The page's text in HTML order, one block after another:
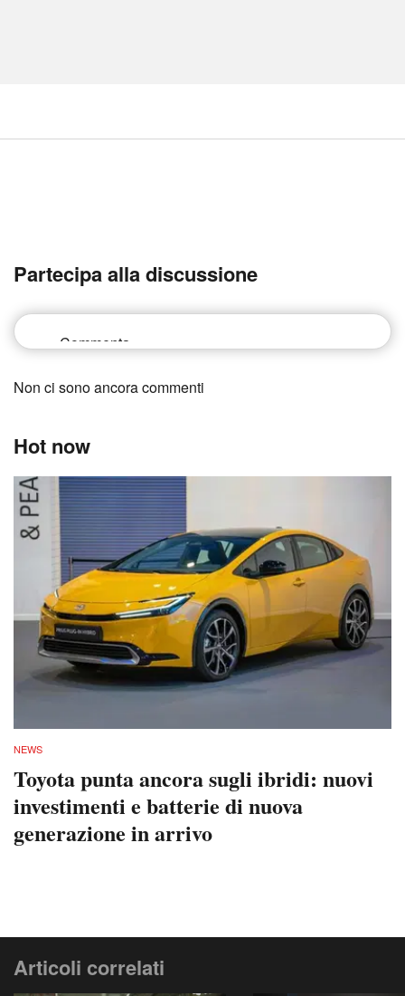
Partecipa alla discussione
Non ci sono ancora commenti
Hot now
NEWS
Toyota punta ancora sugli ibridi: nuovi
investimenti e batterie di nuova
generazione in arrivo
Articoli correlati